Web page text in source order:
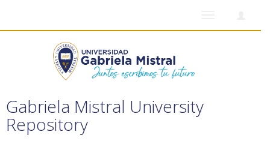
Gabriela Mistral University
Repository